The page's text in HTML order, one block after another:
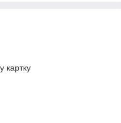
картку